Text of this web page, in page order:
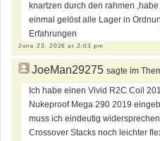
knartzen durch den rahmen
einmal gelöst alle Lager in
Erfahrungen
June 23, 2026 at 2:03 pm
JoeMan29275 sagte im
Ich habe einen Vivid R2C Coil
Nukeproof Mega 290 2019
muss ich eindeutig
Crossover Stacks noch leichter